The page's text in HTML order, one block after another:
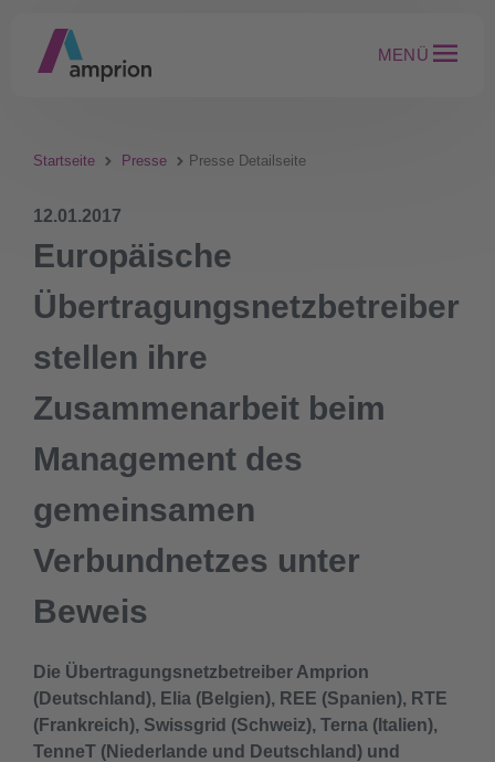
MENÜ
Startseite Presse Presse Detailseite
12.01.2017
Europäische
Übertragungsnetzbetreiber
stellen ihre
Zusammenarbeit beim
Management des
gemeinsamen
Verbundnetzes unter
Beweis
Die Übertragungsnetzbetreiber Amprion
(Deutschland), Elia (Belgien), REE (Spanien), RTE
(Frankreich), Swissgrid (Schweiz), Terna (Italien),
TenneT (Niederlande und Deutschland) und